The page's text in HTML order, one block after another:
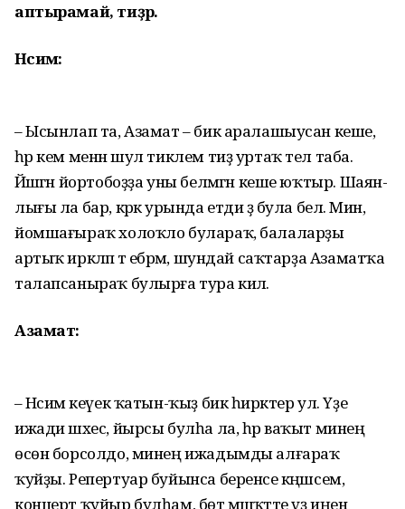
аптырамай, тиҙәр.
Нәсимә:
– Ысынлап та, Азамат – бик аралашыусан кеше,
һәр кем менән шул тиклем тиҙ уртаҡ тел таба.
Йәшәгән йортобоҙҙа уны белмәгән кеше юҡтыр. Шаян­
лы­ғы ла бар, кәрәк урында етди ҙә була белә. Мин,
йомшағыраҡ холоҡло булараҡ, балаларҙы
артыҡ иркәләп тә ебәрәм, шундай саҡтарҙа Азаматҡа
талап­саныраҡ булырға тура килә.
Азамат:
– Нәсимә кеүек ҡатын-ҡыҙ бик һирәктер ул. Үҙе
ижади шәхес, йырсы булһа ла, һәр ваҡыт минең
өсөн борсолдо, минең ижадымды алғараҡ
ҡуйҙы. Репертуар буйынса беренсе кәңәш­сем,
концерт ҡуйыр булһам, бөтә мәшәҡәтте үҙ иңенә